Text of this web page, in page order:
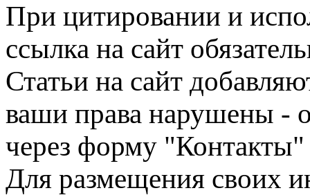
При цитировании и
ссылка на сайт
Статьи на сайт
ваши права нарушены -
через форму "Контакты"
Для размещения своих